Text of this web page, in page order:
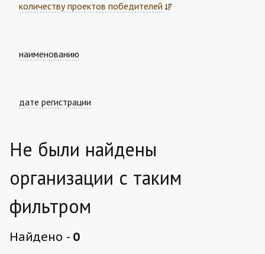
количеству проектов победителей
наименованию
дате регистрации
Не были найдены
организации с таким
фильтром
Найдено - 0